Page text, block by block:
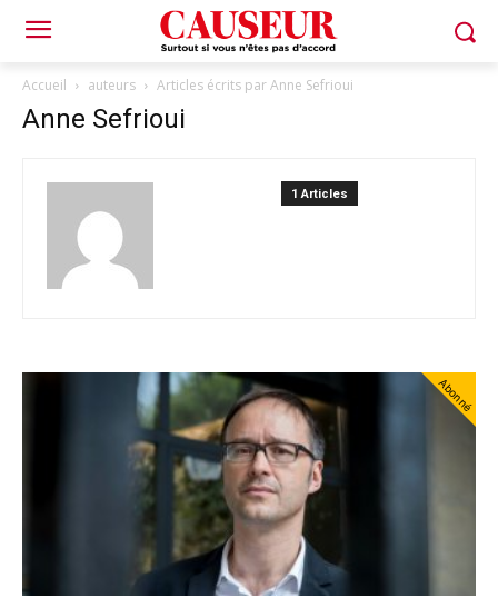
Accueil auteurs Articles écrits par Anne Sefrioui
Anne Sefrioui
1 Articles
Abonné